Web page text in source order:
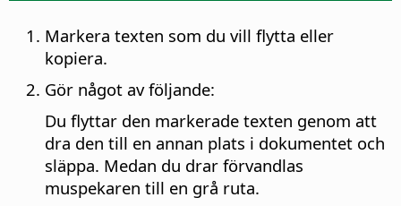
Markera texten som du vill flytta eller
kopiera.
Gör något av följande:
Du flyttar den markerade texten genom att
dra den till en annan plats i dokumentet och
släppa. Medan du drar förvandlas
muspekaren till en grå ruta.